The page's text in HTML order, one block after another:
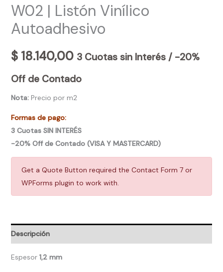
W02 | Listón Vinílico
Autoadhesivo
$18.140,00 3 Cuotas sin Interés / -20%
Off de Contado
Nota: Precio por m2
Formas de pago:
3 Cuotas SIN INTERÉS
-20% Off de Contado (VISA Y MASTERCARD)
Get a Quote Button required the Contact Form 7 or
WPForms plugin to work with.
Descripción
Espesor 1,2 mm